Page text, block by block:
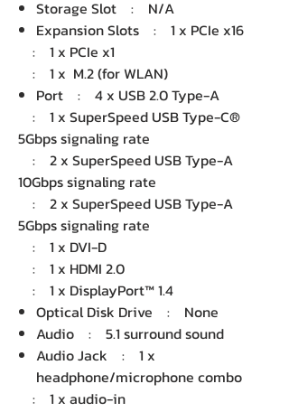
Storage Slot : N/A
Expansion Slots : 1 x PCIe x16
: 1 x PCIe x1
: 1 x M.2 (for WLAN)
Port : 4 x USB 2.0 Type-A
: 1 x SuperSpeed USB Type-C®
5Gbps signaling rate
: 2 x SuperSpeed USB Type-A
10Gbps signaling rate
: 2 x SuperSpeed USB Type-A
5Gbps signaling rate
: 1 x DVI-D
: 1 x HDMI 2.0
: 1 x DisplayPort™ 1.4
Optical Disk Drive : None
Audio : 5.1 surround sound
Audio Jack : 1 x
headphone/microphone combo
: 1 x audio-in